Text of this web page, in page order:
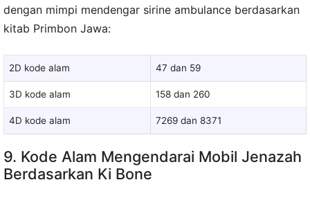
dengan mimpi mendengar sirine ambulance berdasarkan
kitab Primbon Jawa:
2D kode alam 47 dan 59
3D kode alam 158 dan 260
4D kode alam 7269 dan 8371
9. Kode Alam Mengendarai Mobil Jenazah
Berdasarkan Ki Bone